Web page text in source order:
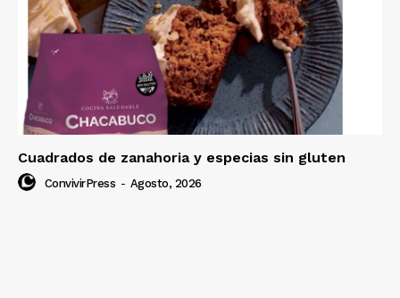
Cuadrados de zanahoria y especias sin gluten
ConvivirPress - Agosto, 2026